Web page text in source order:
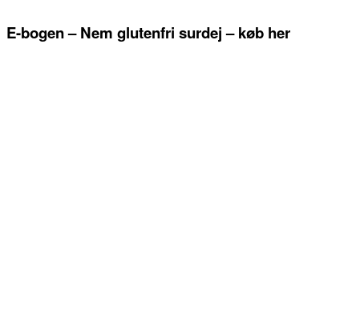
E-bogen – Nem glutenfri surdej – køb her